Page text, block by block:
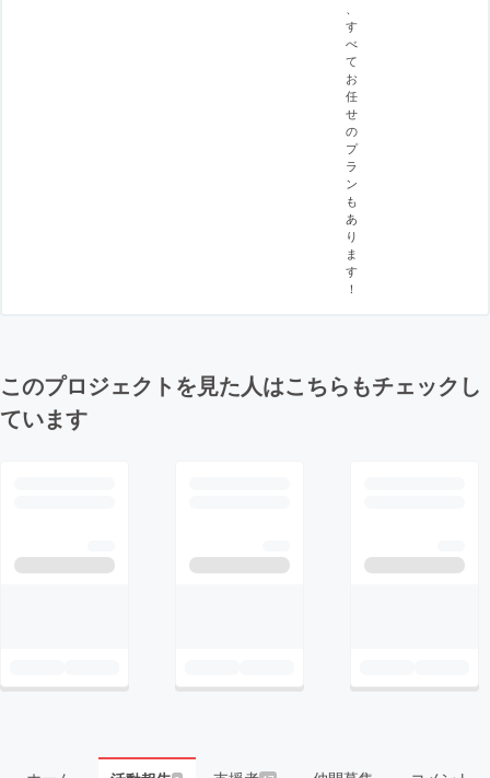
す
べ
て
お
任
せ
の
プ
ラ
ン
も
あ
り
ま
す
！
このプロジェクトを見た人はこちらもチェックし
ています